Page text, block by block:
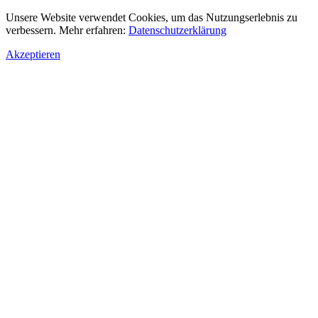
Unsere Website verwendet Cookies, um das Nutzungserlebnis zu
verbessern. Mehr erfahren: Datenschutzerklärung
Akzeptieren